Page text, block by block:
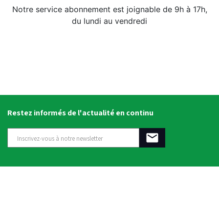
Notre service abonnement est joignable de 9h à 17h,
du lundi au vendredi
Restez informés de l'actualité en continu